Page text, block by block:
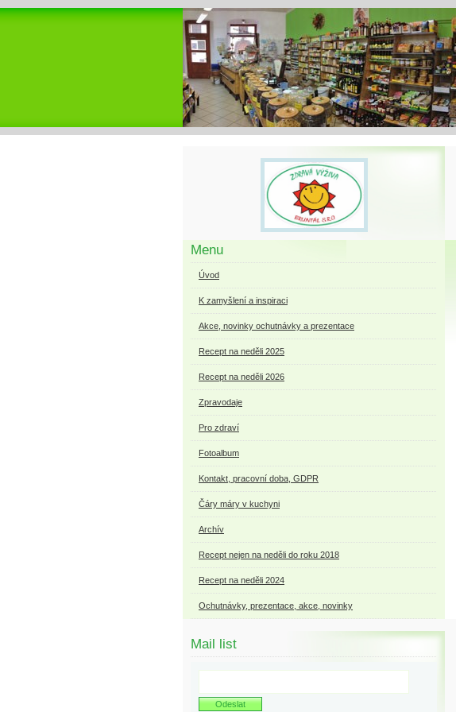
Menu
Úvod
K zamyšlení a inspiraci
Akce, novinky ochutnávky a prezentace
Recept na neděli 2025
Recept na neděli 2026
Zpravodaje
Pro zdraví
Fotoalbum
Kontakt, pracovní doba, GDPR
Čáry máry v kuchyni
Archív
Recept nejen na neděli do roku 2018
Recept na neděli 2024
Ochutnávky, prezentace, akce, novinky
Mail list